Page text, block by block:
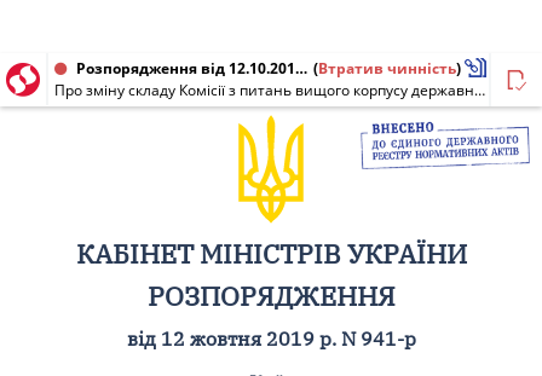
Розпорядження від 12.10.2019 № 941-р (Втратив чинність)
Про зміну складу Комісії з питань вищого корпусу державної служби